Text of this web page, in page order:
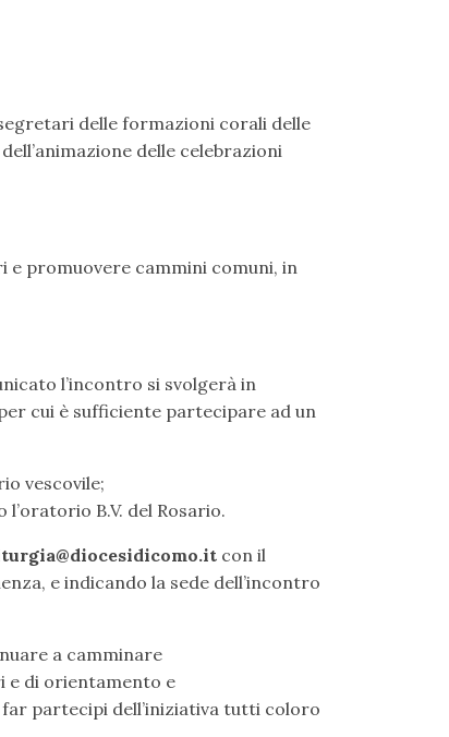
delle formazioni corali delle
delle celebrazioni
e promuovere cammini comuni, in
l’incontro si svolgerà in
cui è sufficiente partecipare ad un
vescovile;
l’oratorio B.V. del Rosario.
con il
e indicando la sede dell’incontro
a camminare
di orientamento e
partecipi dell’iniziativa tutti coloro